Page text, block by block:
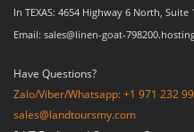
In TEXAS: 4654 Highway 6 North, Suite
Email: sales@linen-goat-
Have Questions?
Zalo/Viber/Whatsapp: +1 971 232
sales@landtoursmy.com